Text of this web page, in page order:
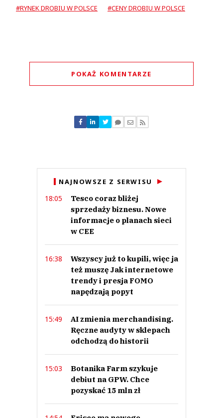
#RYNEK DROBIU W POLSCE
#CENY DROBIU W POLSCE
POKAŻ KOMENTARZE
Nie znaleziono komentarzy
Zostaw swoje komentarze
NAJNOWSZE Z SERWISU
18:05
Tesco coraz bliżej
sprzedaży biznesu. Nowe
informacje o planach sieci
w CEE
16:38
Wszyscy już to kupili, więc ja
też muszę Jak internetowe
trendy i presja FOMO
napędzają popyt
15:49
AI zmienia merchandising.
Ręczne audyty w sklepach
odchodzą do historii
15:03
Botanika Farm szykuje
debiut na GPW. Chce
pozyskać 15 mln zł